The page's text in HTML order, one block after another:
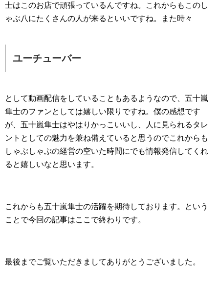
士はこのお店で頑張っているんですね。これからもこのし
ゃぶ八にたくさんの人が来るといいですね。また時々
ユーチューバー
として動画配信をしていることもあるようなので、五十嵐
隼士のファンとしては嬉しい限りですね。僕の感想です
が、五十嵐隼士はやはりかっこいいし、人に見られるタレ
ントとしての魅力を兼ね備えていると思うのでこれからも
しゃぶしゃぶの経営の空いた時間にでも情報発信してくれ
ると嬉しいなと思います。
これからも五十嵐隼士の活躍を期待しております。という
ことで今回の記事はここで終わりです。
最後までご覧いただきましてありがとうございました。